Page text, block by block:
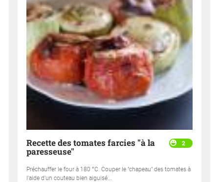
2
Recette des tomates farcies "à la
paresseuse"
Préchauffer le four à 180 °C. Couper le "chapeau" des tomates à
l'aide d'un couteau bien aiguisé...